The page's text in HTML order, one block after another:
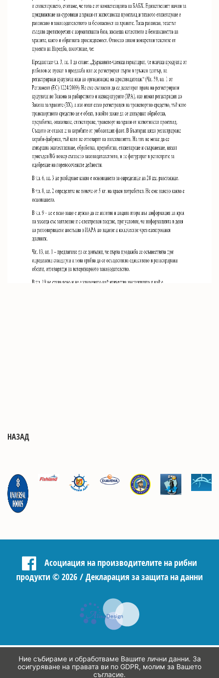
Ние събираме и обработваме Вашите лични данни. За
осигуряване на правата ви по GDPR, молим за Вашето
съгласие.
НАЗАД
Асоциация на производителите на рибни
продукти © 2026 / Декларация за защита на данни